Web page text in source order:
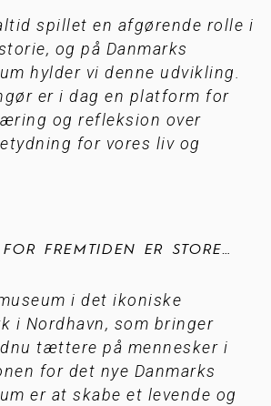
spillet en afgørende rolle i
og på Danmarks
hylder vi denne udvikling.
er i dag en platform for
og refleksion over
for vores liv og
FREMTIDEN ER STORE…
i det ikoniske
i Nordhavn, som bringer
tættere på mennesker i
for det nye Danmarks
er at skabe et levende og